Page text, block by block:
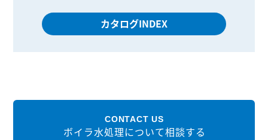
カタログINDEX
CONTACT US
ボイラ水処理について相談する